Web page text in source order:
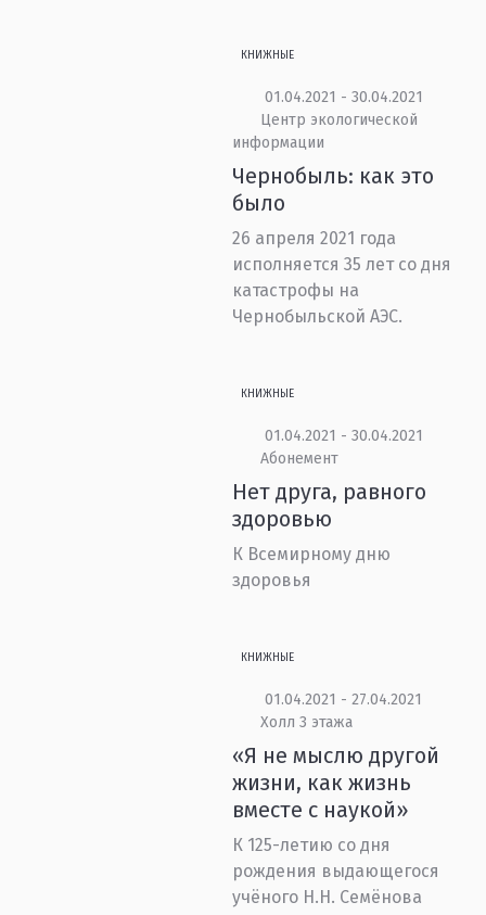
КНИЖНЫЕ
01.04.2021 - 30.04.2021
Центр экологической
информации
Чернобыль: как это
было
26 апреля 2021 года
исполняется 35 лет со дня
катастрофы на
Чернобыльской АЭС.
КНИЖНЫЕ
01.04.2021 - 30.04.2021
Абонемент
Нет друга, равного
здоровью
К Всемирному дню
здоровья
КНИЖНЫЕ
01.04.2021 - 27.04.2021
Холл 3 этажа
«Я не мыслю другой
жизни, как жизнь
вместе с наукой»
К 125-летию со дня
рождения выдающегося
учёного Н.Н. Семёнова